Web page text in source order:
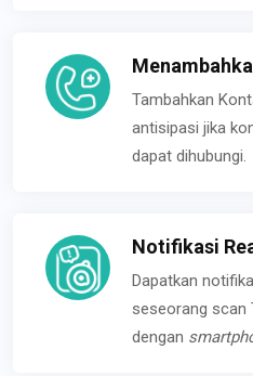
Tambahkan
antisipasi jika
dapat dihubungi.
Notifikasi
Dapatkan
seseorang scan
dengan